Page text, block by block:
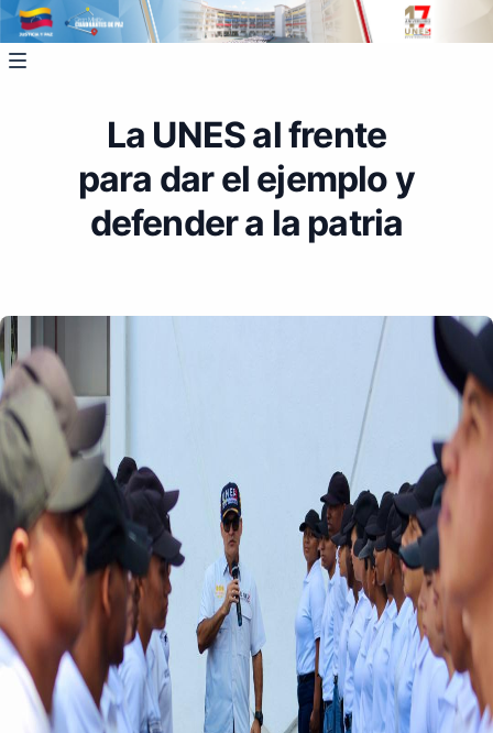
La UNES al frente
para dar el ejemplo y
defender a la patria